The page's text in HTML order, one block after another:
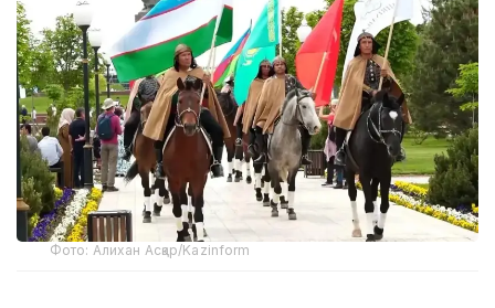
Фото: Алихан Асқар/Kazinform